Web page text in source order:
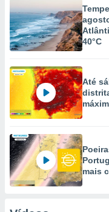
40°C
Até
mais